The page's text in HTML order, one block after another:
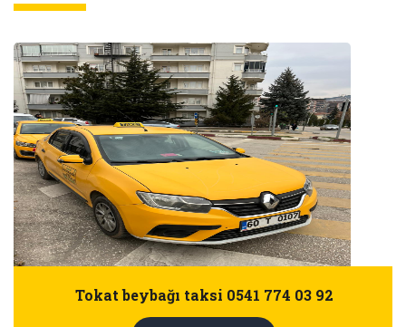
Tokat beybağı taksi 0541 774 03 92